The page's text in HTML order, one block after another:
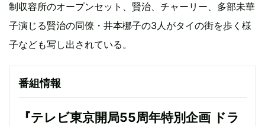
制収容所のオープンセット、賢治、チャーリー、多部未華
子演じる賢治の同僚・井本梛子の3人がタイの街を歩く様
子なども写し出されている。
番組情報
『テレビ東京開局55周年特別企画 ドラ